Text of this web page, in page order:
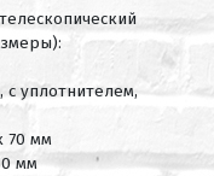
уплотнителем,
70 мм
мм